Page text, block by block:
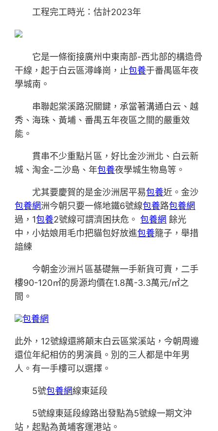
工程完工時光：估計2023年
它是一條銜接廣州中東南部-西北部的構造骨
干線，起于白云區潯峰崗，止包養于番禺區年夜
學城南。
串聯起棠溪路況關鍵，承當著溝通白云、越
秀、海珠、黃埔、番禺五年夜區之間的嚴重效
能。
貫串不少重點片區，好比金沙洲北、白云新
城、淘金-二沙島、年包養夜學城生物島等。
尤其要慶賀的是金沙洲居平易包養近。金沙
包養網洲今朝只要一條地鐵6號線包養路包養網
過，1包養2號線可謂濟困扶危。包養網 餘光
中，小姑娘用毛巾把貓包好放進包養籠子，舉措
諳練
今朝金沙洲片區基礎無一手新貨可賣，二手
樓90-120㎡的房源均價在1.8萬-3.3萬元/㎡之
間。
包養網
此外，12號線還將顛末白云區棠溪站，今朝周邊
還位年紀相仿的男演員。別的三人都是中年男
人。有一手樓可以選擇。
5號包養網線東延段
5號線東延段線路出發點為5號線一期文沖
站，起點為黃埔客運港站。